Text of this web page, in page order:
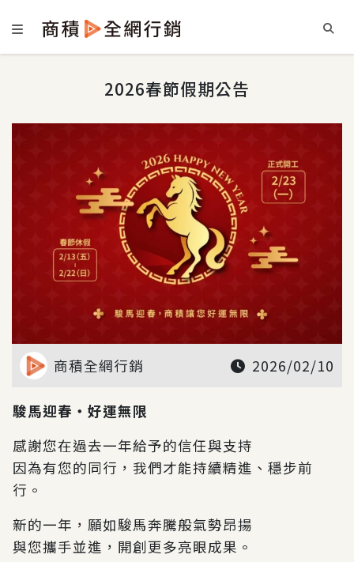
2026春節假期公告
商積全網行銷 2026/02/10
駿馬迎春・好運無限
感謝您在過去一年給予的信任與支持
因為有您的同行，我們才能持續精進、穩步前
行。
新的一年，願如駿馬奔騰般氣勢昂揚
與您攜手並進，開創更多亮眼成果。